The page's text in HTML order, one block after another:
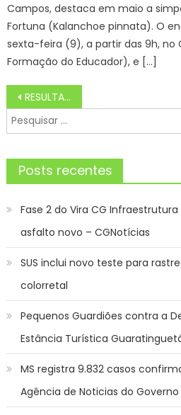
Campos, destaca em maio a
Fortuna (Kalanchoe pinnata). O
sexta-feira (9), a partir das 9h, no
Formação do Educador), e […]
Navegação
de
Post
RESULTADO DO SORTEIO SUPER SETE 572 DE HOJE SEXTA (19/07)
Pesquisar
por:
Posts recentes
Fase 2 do Vira CG
asfalto novo – CGNotícias
SUS inclui novo teste para
colorretal
Pequenos Guardiões contra a
Estância Turística
MS registra 9.832 casos
Agência de Noticias do